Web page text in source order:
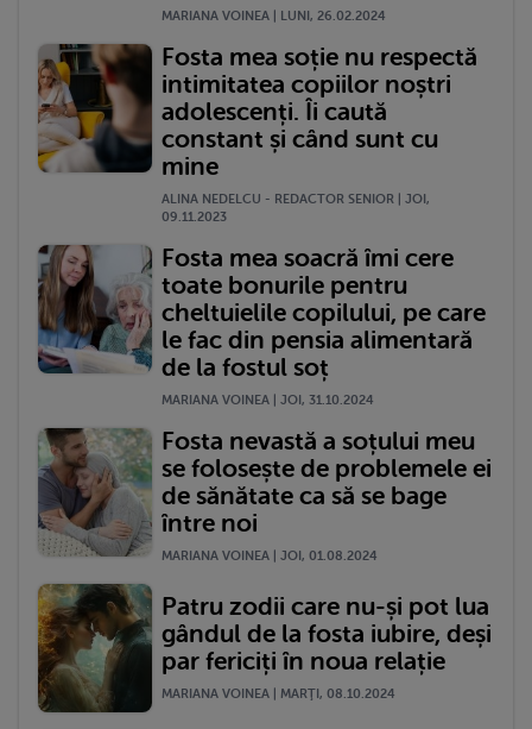
MARIANA VOINEA | LUNI, 26.02.2024
Fosta mea soție nu respectă
intimitatea copiilor noștri
adolescenți. Îi caută
constant și când sunt cu
mine
ALINA NEDELCU - REDACTOR SENIOR | JOI,
09.11.2023
Fosta mea soacră îmi cere
toate bonurile pentru
cheltuielile copilului, pe care
le fac din pensia alimentară
de la fostul soț
MARIANA VOINEA | JOI, 31.10.2024
Fosta nevastă a soțului meu
se folosește de problemele ei
de sănătate ca să se bage
între noi
MARIANA VOINEA | JOI, 01.08.2024
Patru zodii care nu-și pot lua
gândul de la fosta iubire, deși
par fericiți în noua relație
MARIANA VOINEA | MARŢI, 08.10.2024